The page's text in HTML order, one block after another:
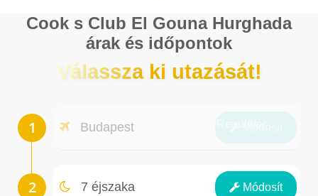
Cook s Club El Gouna Hurghada
árak és időpontok
Válassza ki utazását!
Budapest
7 éjszaka Módosít
Éjszakák